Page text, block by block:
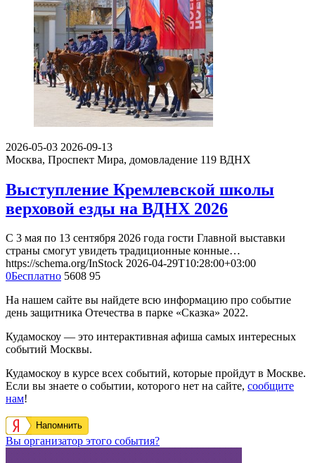
2026-05-03 2026-09-13
Москва, Проспект Мира, домовладение 119 ВДНХ
Выступление Кремлевской школы
верховой езды на ВДНХ 2026
С 3 мая по 13 сентября 2026 года гости Главной выставки
страны смогут увидеть традиционные конные…
https://schema.org/InStock 2026-04-29T10:28:00+03:00
0Бесплатно 5608 95
На нашем сайте вы найдете всю информацию про событие
день защитника Отечества в парке «Сказка» 2022.
Кудамоскоу — это интерактивная афиша самых интересных
событий Москвы.
Кудамоскоу в курсе всех событий, которые пройдут в Москве.
Если вы знаете о событии, которого нет на сайте, сообщите
нам!
Напомнить
Вы организатор этого события?